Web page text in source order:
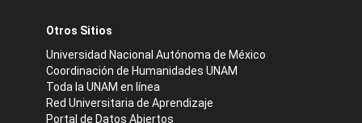
Otros Sitios
Universidad Nacional Autónoma de México
Coordinación de Humanidades UNAM
Toda la UNAM en línea
Red Universitaria de Aprendizaje
Portal de Datos Abiertos